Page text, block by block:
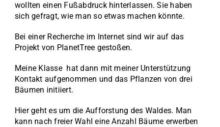
wollten einen Fußabdruck hinterlassen. Sie haben
sich gefragt, wie man so etwas machen könnte.
Bei einer Recherche im Internet sind wir auf das
Projekt von PlanetTree gestoßen.
Meine Klasse hat dann mit meiner Unterstützung
Kontakt aufgenommen und das Pflanzen von drei
Bäumen initiiert.
Hier geht es um die Aufforstung des Waldes. Man
kann nach freier Wahl eine Anzahl Bäume erwerben